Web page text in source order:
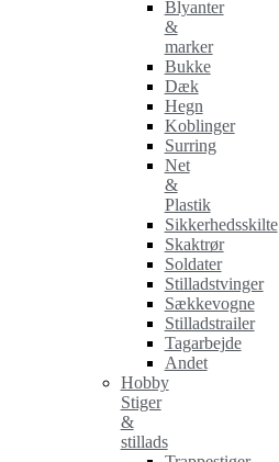
Blyanter
&
marker
Bukke
Dæk
Hegn
Koblinger
Surring
Net
&
Plastik
Sikkerhedsskilte
Skaktrør
Soldater
Stilladstvinger
Sækkevogne
Stilladstrailer
Tagarbejde
Andet
Hobby
Stiger
&
stillads